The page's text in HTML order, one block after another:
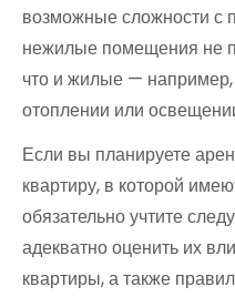
возможные сложности с
нежилые помещения не
что и жилые —
отоплении или
Если вы планируете
квартиру, в которой
обязательно учтите
адекватно оценить их
квартиры, а также